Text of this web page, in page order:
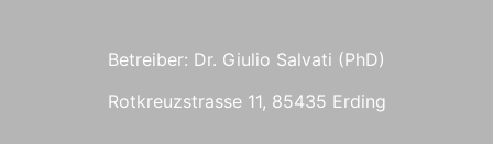
Betreiber: Dr. Giulio Salvati (PhD)
Rotkreuzstrasse 11, 85435 Erding